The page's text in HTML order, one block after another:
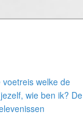
welke de
wie ben ik? De